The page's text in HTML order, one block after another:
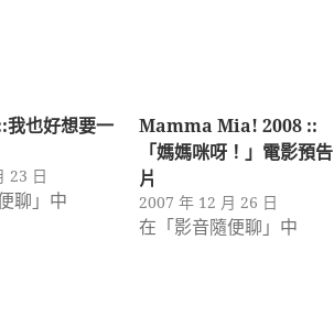
我也好想要一
23 日
聊」中
Mamma Mia! 2008 ::
「媽媽咪呀！」電影預告
片
2007 年 12 月 26 日
在「影音隨便聊」中